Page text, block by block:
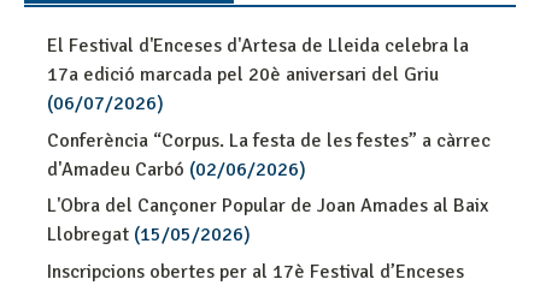
El Festival d'Enceses d'Artesa de Lleida celebra la
17a edició marcada pel 20è aniversari del Griu
(06/07/2026)
Conferència “Corpus. La festa de les festes” a càrrec
d'Amadeu Carbó (02/06/2026)
L'Obra del Cançoner Popular de Joan Amades al Baix
Llobregat (15/05/2026)
Inscripcions obertes per al 17è Festival d’Enceses